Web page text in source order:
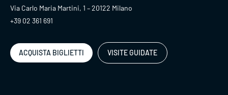
Via Carlo Maria Martini, 1 – 20122 Milano
+39 02 361 691
ACQUISTA BIGLIETTI VISITE GUIDATE